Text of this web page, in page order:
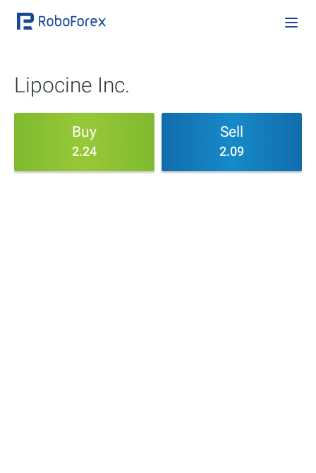
Lipocine Inc.
Buy
2.24
Sell
2.09